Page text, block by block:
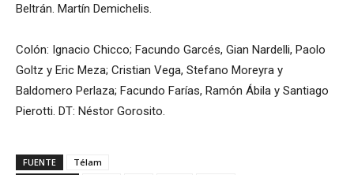
Beltrán. Martín Demichelis.
Colón: Ignacio Chicco; Facundo Garcés, Gian Nardelli, Paolo
Goltz y Eric Meza; Cristian Vega, Stefano Moreyra y
Baldomero Perlaza; Facundo Farías, Ramón Ábila y Santiago
Pierotti. DT: Néstor Gorosito.
FUENTE
Télam